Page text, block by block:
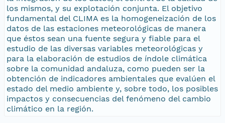
los mismos, y su explotación conjunta. El objetivo
fundamental del CLIMA es la homogeneización de los
datos de las estaciones meteorológicas de manera
que éstos sean una fuente segura y fiable para el
estudio de las diversas variables meteorológicas y
para la elaboración de estudios de índole climática
sobre la comunidad andaluza, como pueden ser la
obtención de indicadores ambientales que evalúen el
estado del medio ambiente y, sobre todo, los posibles
impactos y consecuencias del fenómeno del cambio
climático en la región.